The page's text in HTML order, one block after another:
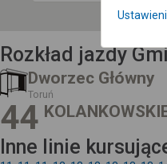
Rozkład jazdy
Dworzec Główny
Toruń
44
Inne linie